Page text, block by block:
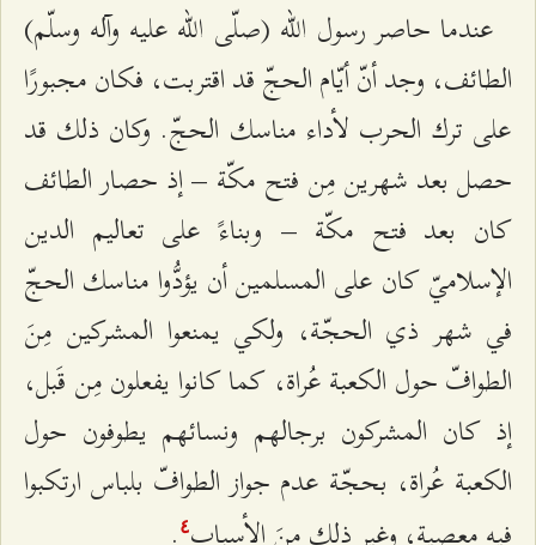
عندما حاصر رسول الله (صلّى الله عليه وآله وسلّم)
الطائف، وجد أنّ أيّام الحجّ قد اقتربت، فكان مجبورًا
على ترك الحرب لأداء مناسك الحجّ. وكان ذلك قد
حصل بعد شهرين مِن فتح مكّة – إذ حصار الطائف
كان بعد فتح مكّة – وبناءً على تعاليم الدين
الإسلاميّ كان على المسلمين أن يؤدُّوا مناسك الحجّ
في شهر ذي الحجّة، ولكي يمنعوا المشركين مِنَ
الطوافّ حول الكعبة عُراة، كما كانوا يفعلون مِن قَبل،
إذ كان المشركون برجالهم ونسائهم يطوفون حول
الكعبة عُراة، بحجّة عدم جواز الطوافّ بلباس ارتكبوا
فيه معصية، وغير ذلك مِنَ الأسباب٤ .